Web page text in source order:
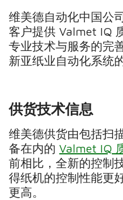
维美德自动化中国公
客户提供 Valmet IQ
专业技术与服务的完
新亚纸业自动化系统
供货技术信息
维美德供货由包括扫
备在内的Valmet IQ
前相比，全新的控制
得纸机的控制性能更
更高。